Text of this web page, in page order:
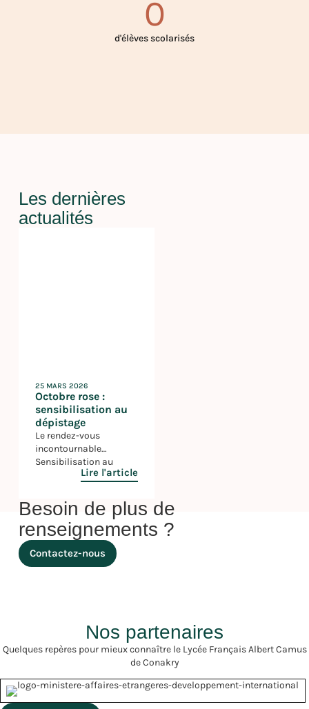
d'élèves scolarisés
0
Les dernières
actualités
25 MARS 2026
Octobre rose :
sensibilisation au
dépistage
Le rendez-vous
incontournable
Sensibilisation au
dépistage Ce jeudi 9
Camus participé à la
campagne de
sensibilisation au
dépistage du cancer du
sein pour soutenir cet
évènement planétaire.
professeur de SVT,
plusieurs cœurs ont été
réalisés (en bois, […]
Lire l'article
Besoin de plus de
renseignements ?
Contactez-nous
Nos partenaires
Quelques repères pour mieux connaître le Lycée Français Albert Camus
de Conakry